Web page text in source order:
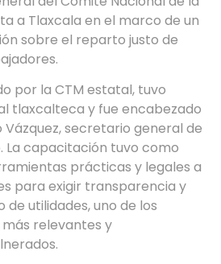
a Tlaxcala en el marco de un
sobre el reparto justo de
por la CTM estatal, tuvo
tlaxcalteca y fue encabezado
secretario general de
La capacitación tuvo como
prácticas y legales a
para exigir transparencia y
utilidades, uno de los
relevantes y